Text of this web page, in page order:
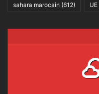
sahara marocain (612) UE